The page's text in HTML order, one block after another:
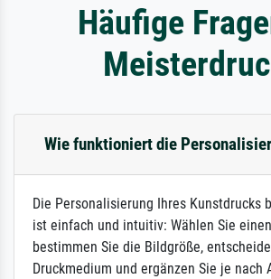
Häufige
Wie funktioniert die
Die Personalisierung Ihres Kunstdrucks
ist einfach und intuitiv: Wählen Sie
bestimmen Sie die Bildgröße,
Druckmedium und ergänzen Sie je nach